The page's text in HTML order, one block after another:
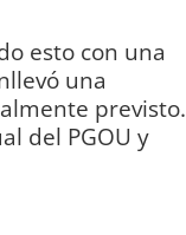
esto con una
una
previsto.
del PGOU y